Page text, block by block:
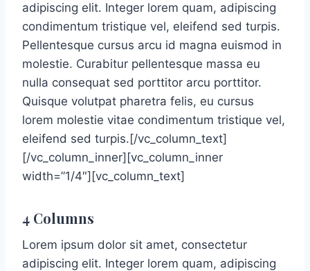
adipiscing elit. Integer lorem quam, adipiscing
condimentum tristique vel, eleifend sed turpis.
Pellentesque cursus arcu id magna euismod in
molestie. Curabitur pellentesque massa eu
nulla consequat sed porttitor arcu porttitor.
Quisque volutpat pharetra felis, eu cursus
lorem molestie vitae condimentum tristique vel,
eleifend sed turpis.[/vc_column_text]
[/vc_column_inner][vc_column_inner
width=”1/4″][vc_column_text]
4 Columns
Lorem ipsum dolor sit amet, consectetur
adipiscing elit. Integer lorem quam, adipiscing